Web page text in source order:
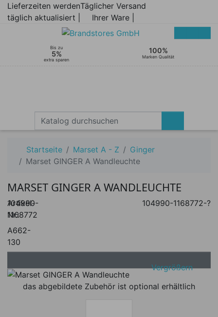
Lieferzeiten werden
täglich aktualisiert |
Täglicher Versand
Ihrer Ware |
Bis zu
5%
extra sparen
100%
Marken Qualität
Startseite Marset A - Z
Ginger
Marset GINGER A Wandleuchte
MARSET GINGER A WANDLEUCHTE
Artikel-
Nr.:
A662-
130
104990-
1168772
104990-1168772-?
Vergrößern
das abgebildete Zubehör ist optional erhältlich